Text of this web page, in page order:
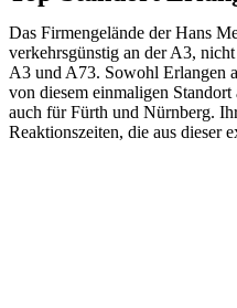
Das Firmengelände der Hans
verkehrsgünstig an der A3,
A3 und A73. Sowohl Erlangen
von diesem einmaligen
auch für Fürth und Nürnberg.
Reaktionszeiten, die aus dieser